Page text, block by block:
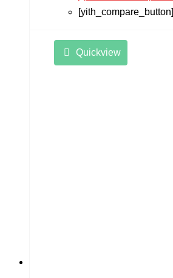
[yith_compare_button]
Quickview